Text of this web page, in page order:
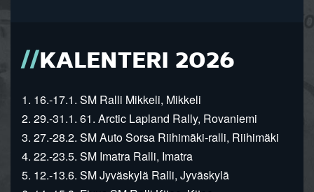
KALENTERI 2026
1. 16.-17.1. SM Ralli Mikkeli, Mikkeli
2. 29.-31.1. 61. Arctic Lapland Rally, Rovaniemi
3. 27.-28.2. SM Auto Sorsa Riihimäki-ralli, Riihimäki
4. 22.-23.5. SM Imatra Ralli, Imatra
5. 12.-13.6. SM Jyväskylä Ralli, Jyväskylä